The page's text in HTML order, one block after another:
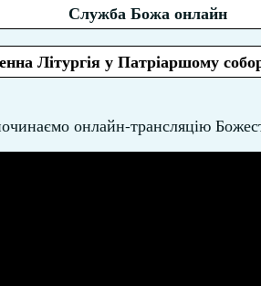
Служба Божа онлайн
Літургія у Патріаршому
онлайн-трансляцію